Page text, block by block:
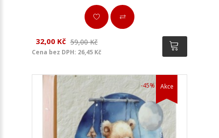
32,00 Kč 59,00 Kč
Cena bez DPH: 26,45 Kč
Akce
-45%